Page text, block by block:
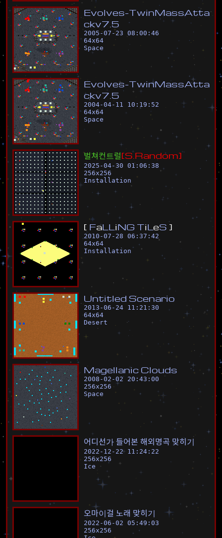
Evolves-TwinMassAtta
ckv7 5
2005-07-23 08:00:46
64x64
Space
Evolves-TwinMassAtta
ckv7 5
2004-04-11 10:19:52
64x64
Space
벌쳐컨 트럴[S.Random]
2025-04-30 01:06:38
256x256
Installation
[ FaL L iNG TiL eS ]
2010-07-28 06:37:42
64x64
Installation
Untitled Scenario
2013-06-24 11:21:30
64x64
Desert
Magellanic Clouds
2008-02-02 20:43:00
256x256
Space
어디선가들어본 해외명곡 맞히기
2022-12-22 11:24:22
256x256
Ice
오마이걸 노래 맞히기
2022-06-02 05:49:03
256x256